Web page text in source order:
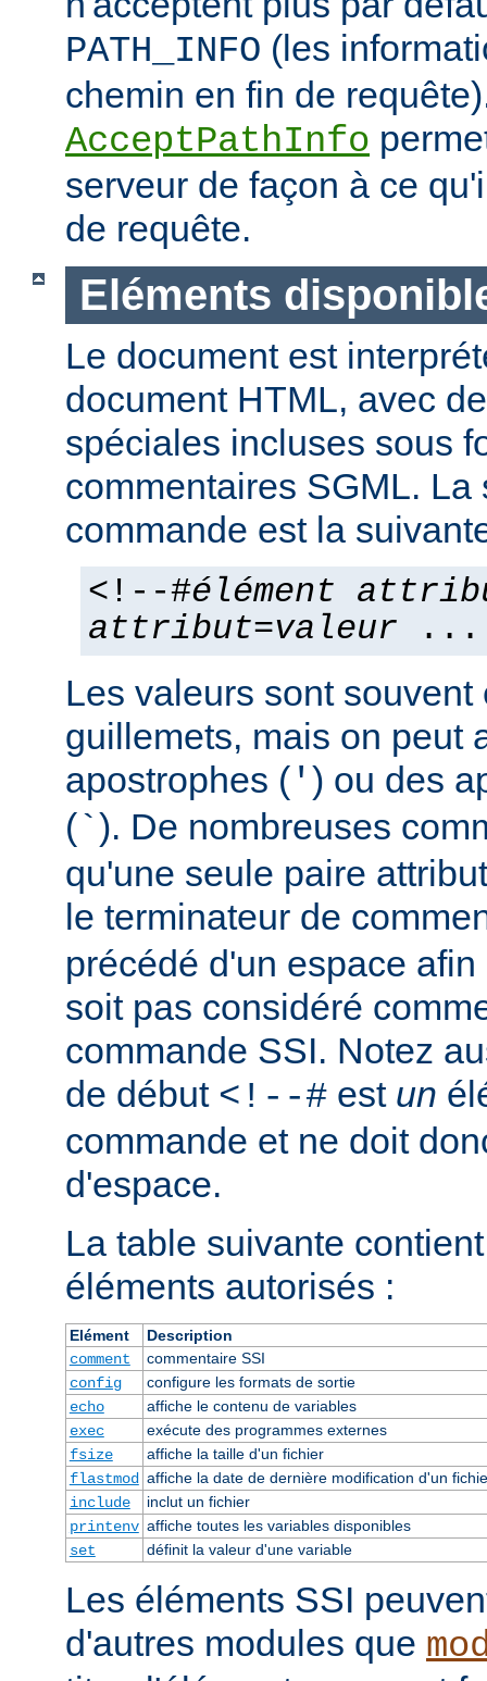
PATH_INFO (les
chemin en fin de
AcceptPathInfo
serveur de façon à ce
de requête.
Eléments
Le document est
document HTML, avec
spéciales incluses sous
commentaires SGML. La
commande est la
<!--#élément
attribut=valeur ...
Les valeurs sont souvent
guillemets, mais on peut
apostrophes ( ' ) ou des
(`). De nombreuses
qu'une seule paire
le terminateur de
précédé d'un espace
soit pas considéré
commande SSI. Notez
de début <!--# est un
commande et ne doit
d'espace.
La table suivante
éléments autorisés :
Elément
Description
comment
commentaire SSI
config
configure les formats de sortie
echo
affiche le contenu de variables
exec
exécute des programmes externes
fsize
affiche la taille d'un fichier
flastmod affiche la date de dernière modification d'un
include
inclut un fichier
printenv affiche toutes les variables disponibles
set
définit la valeur d'une variable
Les éléments SSI
d'autres modules que